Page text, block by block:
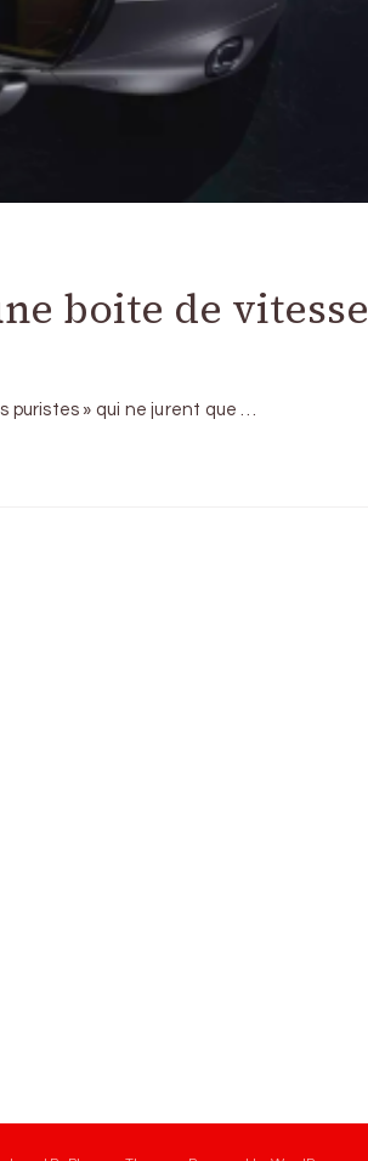
boite de vitesse
puristes » qui ne jurent que …